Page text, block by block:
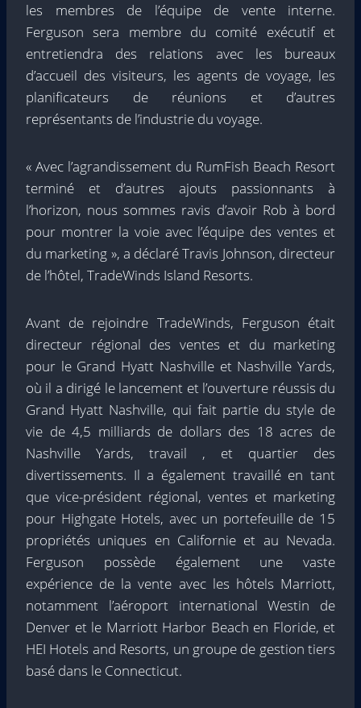
les membres de l’équipe de vente interne.
Ferguson sera membre du comité exécutif et
entretiendra des relations avec les bureaux
d’accueil des visiteurs, les agents de voyage, les
planificateurs de réunions et d’autres
représentants de l’industrie du voyage.
« Avec l’agrandissement du RumFish Beach Resort
terminé et d’autres ajouts passionnants à
l’horizon, nous sommes ravis d’avoir Rob à bord
pour montrer la voie avec l’équipe des ventes et
du marketing », a déclaré Travis Johnson, directeur
de l’hôtel, TradeWinds Island Resorts.
Avant de rejoindre TradeWinds, Ferguson était
directeur régional des ventes et du marketing
pour le Grand Hyatt Nashville et Nashville Yards,
où il a dirigé le lancement et l’ouverture réussis du
Grand Hyatt Nashville, qui fait partie du style de
vie de 4,5 milliards de dollars des 18 acres de
Nashville Yards, travail , et quartier des
divertissements. Il a également travaillé en tant
que vice-président régional, ventes et marketing
pour Highgate Hotels, avec un portefeuille de 15
propriétés uniques en Californie et au Nevada.
Ferguson possède également une vaste
expérience de la vente avec les hôtels Marriott,
notamment l’aéroport international Westin de
Denver et le Marriott Harbor Beach en Floride, et
HEI Hotels and Resorts, un groupe de gestion tiers
basé dans le Connecticut.